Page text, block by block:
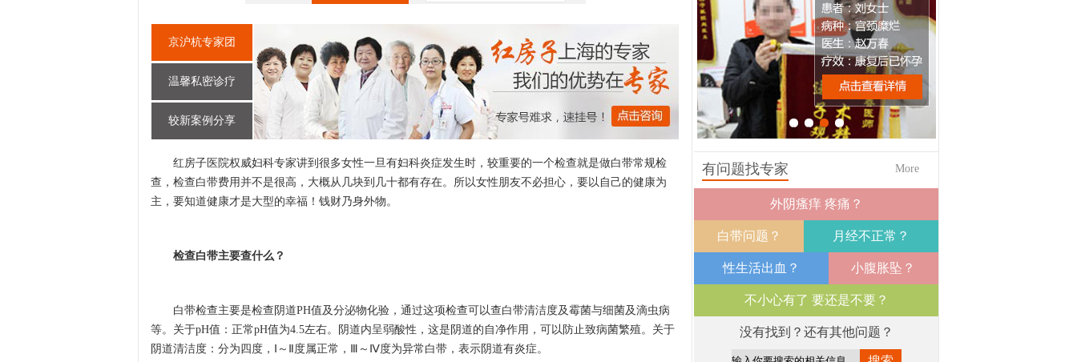
京沪杭专家团
温馨私密诊疗
较新案例分享
红房子医院权威妇科专家讲到很多女性一旦有妇科炎症发生时，较重要的一个检查就是做白带常规检
查，检查白带费用并不是很高，大概从几块到几十都有存在。所以女性朋友不必担心，要以自己的健康为
主，要知道健康才是大型的幸福！钱财乃身外物。
检查白带主要查什么？
白带检查主要是检查阴道PH值及分泌物化验，通过这项检查可以查白带清洁度及霉菌与细菌及滴虫病
等。关于pH值：正常pH值为4.5左右。阴道内呈弱酸性，这是阴道的自净作用，可以防止致病菌繁殖。关于
阴道清洁度：分为四度，Ⅰ～Ⅱ度属正常，Ⅲ～Ⅳ度为异常白带，表示阴道有炎症。
1 2 3 4
有问题找专家 More
外阴瘙痒 疼痛？
白带问题？ 月经不正常？
性生活出血？ 小腹胀坠？
不小心有了 要还是不要？
没有找到？还有其他问题？